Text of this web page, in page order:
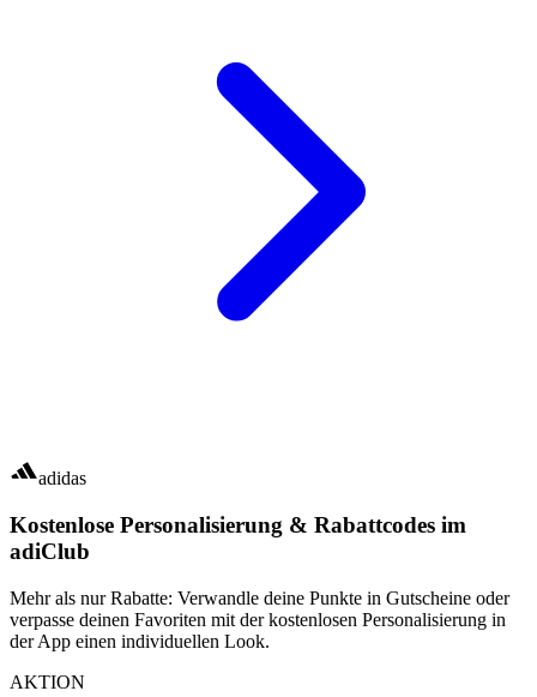
adidas
Kostenlose Personalisierung & Rabattcodes im
adiClub
Mehr als nur Rabatte: Verwandle deine Punkte in Gutscheine oder
verpasse deinen Favoriten mit der kostenlosen Personalisierung in
der App einen individuellen Look.
AKTION